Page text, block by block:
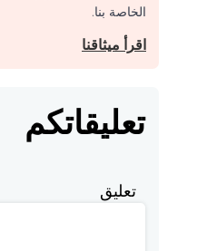
الخاصة بنا.
اقرأ ميثاقنا
تعليقاتكم
تعليق